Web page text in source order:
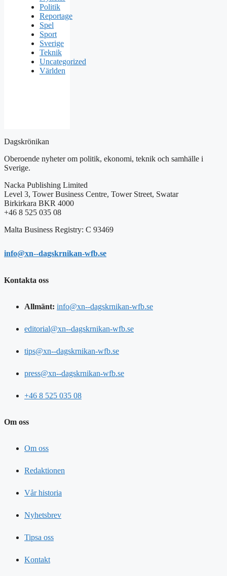
Politik
Reportage
Spel
Sport
Sverige
Teknik
Uncategorized
Världen
Dagskrönikan
Oberoende nyheter om politik, ekonomi, teknik och samhälle i
Sverige.
Nacka Publishing Limited
Level 3, Tower Business Centre, Tower Street, Swatar
Birkirkara BKR 4000
+46 8 525 035 08
Malta Business Registry: C 93469
info@xn--dagskrnikan-wfb.se
Kontakta oss
Allmänt: info@xn--dagskrnikan-wfb.se
editorial@xn--dagskrnikan-wfb.se
tips@xn--dagskrnikan-wfb.se
press@xn--dagskrnikan-wfb.se
+46 8 525 035 08
Om oss
Om oss
Redaktionen
Vår historia
Nyhetsbrev
Tipsa oss
Kontakt